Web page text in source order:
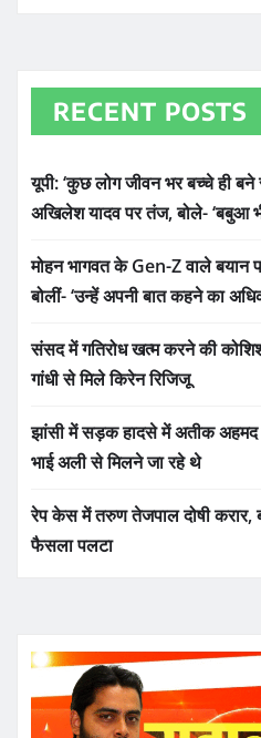
RECENT POSTS
यूपी: ‘कुछ लोग जीवन भर बच्चे ही बने
अखिलेश यादव पर तंज, बोले- ‘बबुआ
मोहन भागवत के Gen-Z वाले बयान
बोलीं- ‘उन्हें अपनी बात कहने का
संसद में गतिरोध खत्म करने की
गांधी से मिले किरेन रिजिजू
झांसी में सड़क हादसे में अतीक
भाई अली से मिलने जा रहे थे
रेप केस में तरुण तेजपाल दोषी करार,
फैसला पलटा